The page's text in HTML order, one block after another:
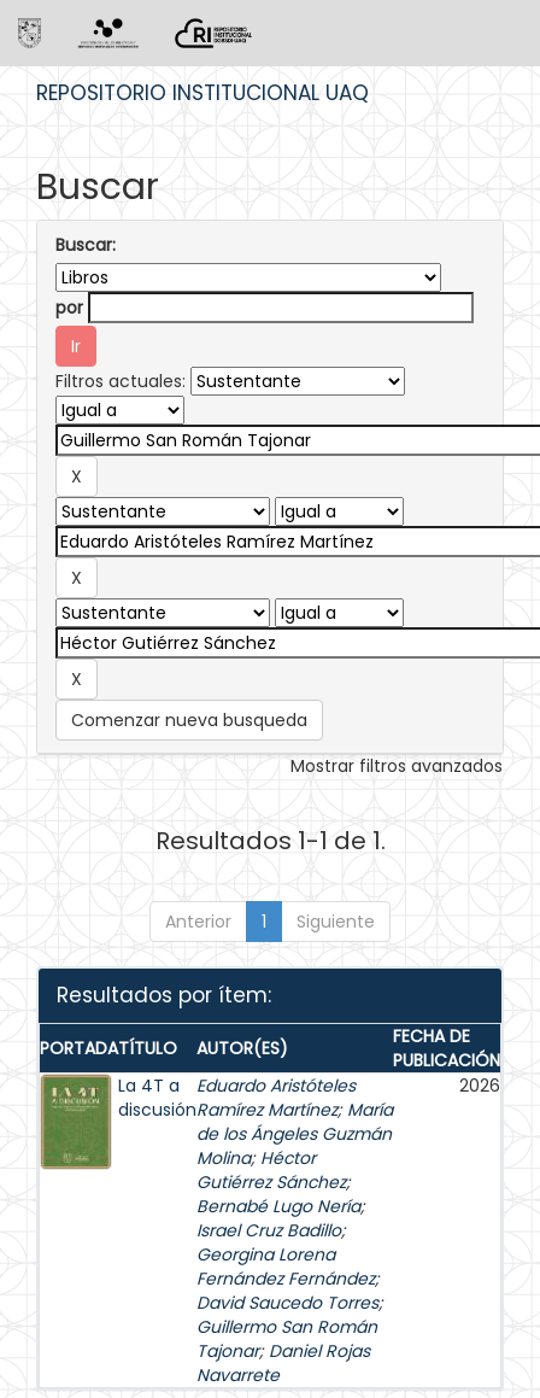
REPOSITORIO INSTITUCIONAL UAQ
Buscar
Buscar:
por
Filtros actuales:
Comenzar nueva busqueda
Mostrar filtros avanzados
Resultados 1-1 de 1.
Anterior 1 Siguiente
Resultados por ítem:
PORTADATÍTULO AUTOR(ES)
FECHA DE
PUBLICACIÓN
La 4T a
discusión
Eduardo Aristóteles
Ramírez Martínez; María
de los Ángeles Guzmán
Molina; Héctor
Gutiérrez Sánchez;
Bernabé Lugo Nería;
Israel Cruz Badillo;
Georgina Lorena
Fernández Fernández;
David Saucedo Torres;
Guillermo San Román
Tajonar; Daniel Rojas
Navarrete
2026